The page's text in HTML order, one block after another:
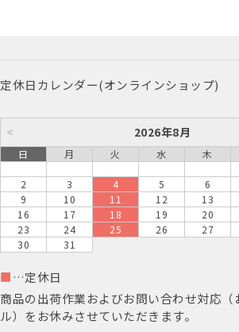
定休日カレンダー(オンラインショップ)
< 2026年8月
日 月 火 水 木
2
3 4 5 6
9
10 11 12 13
16
17 18 19 20
23
24 25 26 27
30
31
■ …定休日
商品の出荷作業およびお問い合わせ対応（
ル）をお休みさせていただきます。